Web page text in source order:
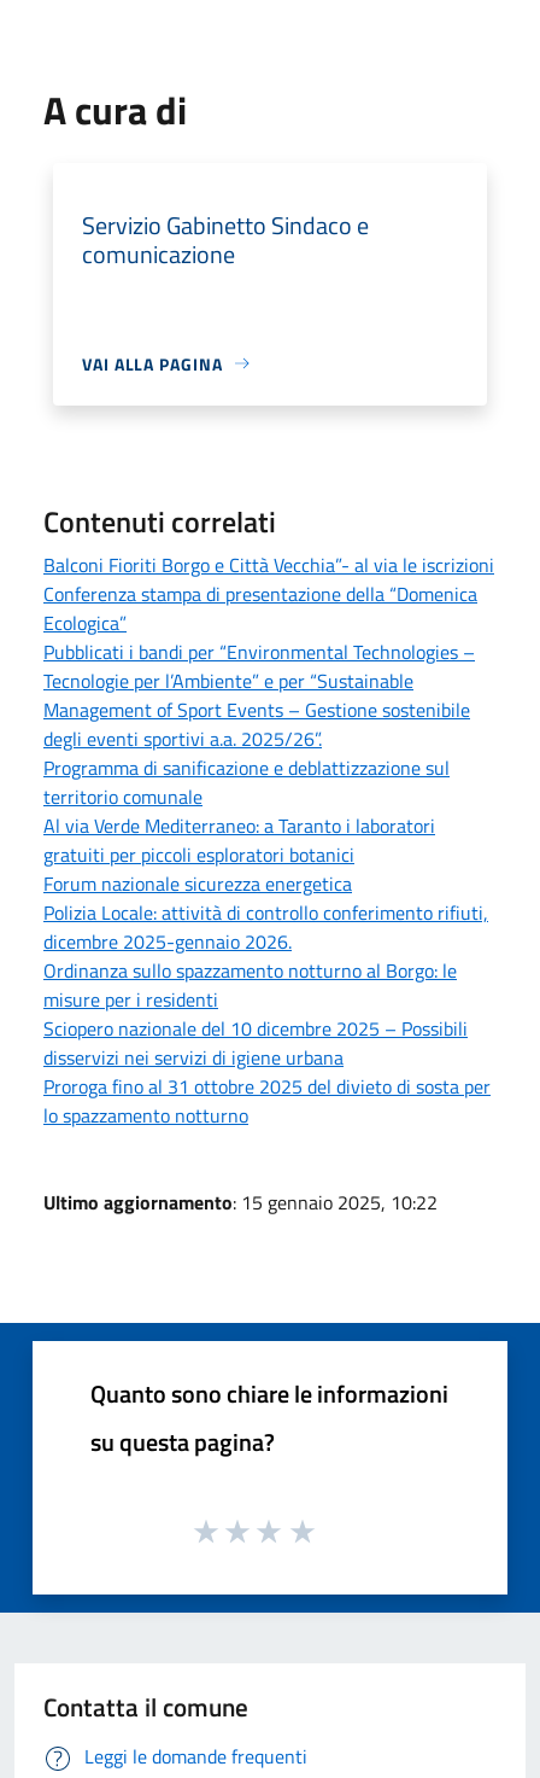
A cura di
Servizio Gabinetto Sindaco e
comunicazione
VAI ALLA PAGINA
Contenuti correlati
Balconi Fioriti Borgo e Città Vecchia”- al via le iscrizioni
Conferenza stampa di presentazione della “Domenica
Ecologica”
Pubblicati i bandi per “Environmental Technologies –
Tecnologie per l’Ambiente” e per “Sustainable
Management of Sport Events – Gestione sostenibile
degli eventi sportivi a.a. 2025/26”.
Programma di sanificazione e deblattizzazione sul
territorio comunale
Al via Verde Mediterraneo: a Taranto i laboratori
gratuiti per piccoli esploratori botanici
Forum nazionale sicurezza energetica
Polizia Locale: attività di controllo conferimento rifiuti,
dicembre 2025-gennaio 2026.
Ordinanza sullo spazzamento notturno al Borgo: le
misure per i residenti
Sciopero nazionale del 10 dicembre 2025 – Possibili
disservizi nei servizi di igiene urbana
Proroga fino al 31 ottobre 2025 del divieto di sosta per
lo spazzamento notturno
Ultimo aggiornamento: 15 gennaio 2025, 10:22
Quanto sono chiare le informazioni
su questa pagina?
Contatta il comune
Leggi le domande frequenti